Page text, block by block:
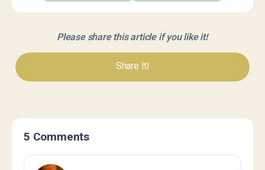
Please share this article if you like it!
Share It!
5 Comments